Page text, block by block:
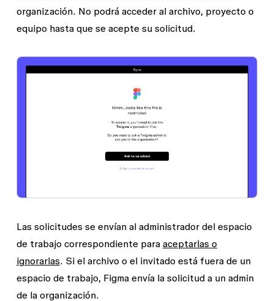
organización. No podrá acceder al archivo, proyecto o
equipo hasta que se acepte su solicitud.
Las solicitudes se envían al administrador del espacio
de trabajo correspondiente para aceptarlas o
ignorarlas. Si el archivo o el invitado está fuera de un
espacio de trabajo, Figma envía la solicitud a un admin
de la organización.